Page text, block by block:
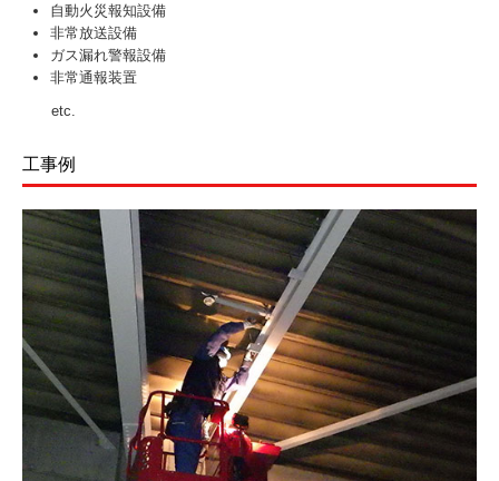
自動火災報知設備
非常放送設備
ガス漏れ警報設備
非常通報装置
etc.
工事例